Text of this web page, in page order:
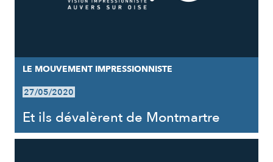
LE MOUVEMENT IMPRESSIONNISTE
27/05/2020
Et ils dévalèrent de Montmartre